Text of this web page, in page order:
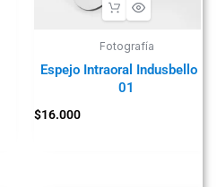
Fotografía
Espejo Intraoral Indusbello IB
01
$16.000